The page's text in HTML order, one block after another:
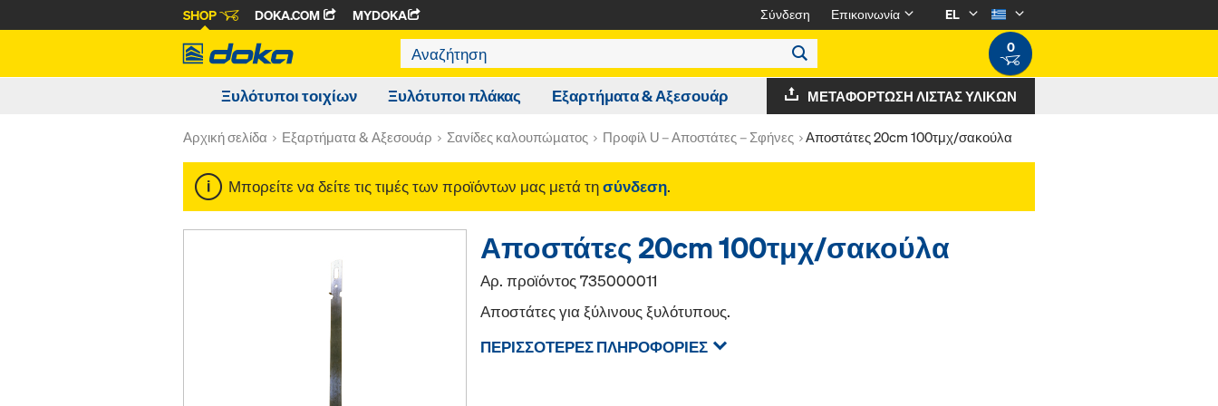
SHOP DOKA.COM MYDOKA Σύνδεση Επικοινωνία
EL
0
Ξυλότυποι τοιχίων Ξυλότυποι πλάκας Εξαρτήματα & Αξεσουάρ ΜΕΤΑΦΌΡΤΩΣΗ ΛΊΣΤΑΣ ΥΛΙΚΏΝ
Αρχική σελίδα Εξαρτήματα & Αξεσουάρ Σανίδες καλουπώµατος Προφίλ U – Αποστάτες – Σφήνες Αποστάτες 20cm 100τμχ/σακούλα
Μπορείτε να δείτε τις τιμές των προϊόντων μας μετά τησύνδεση.
Αποστάτες 20cm 100τμχ/σακούλα
Αρ. προϊόντος735000011
Αποστάτες για ξύλινους ξυλότυπους.
ΠΕΡΙΣΣΌΤΕΡΕΣ ΠΛΗΡΟΦΟΡΊΕΣ